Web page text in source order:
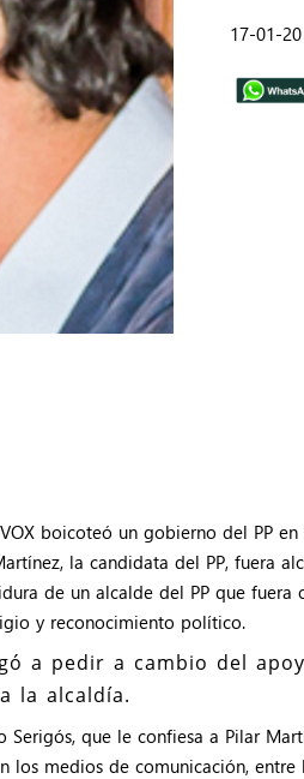
17-01-20
boicoteó un gobierno del PP
la candidata del PP, fuera
de un alcalde del PP que
y reconocimiento político.
a pedir a cambio del
la alcaldía.
que le confiesa a Pilar
medios de comunicación,